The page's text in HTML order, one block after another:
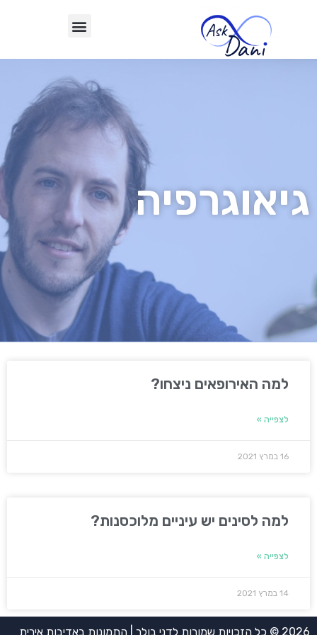
גיאוגרפיה
למה האירופאים ניצחו?
לצפייה »
16 במרץ 2021
למה לסינים יש עיניים מלוכסנות?
לצפייה »
14 במרץ 2021
2026 © כל הזכויות שמורות לדני בולר | התמונות באדיבות אירית